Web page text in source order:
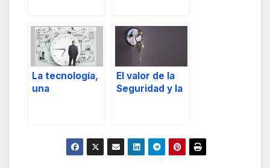
en el plano
microscópico.
Pt. 2
La tecnología,
una
también para
los malos.
El valor de la
Seguridad y la
Necesidad y
Garantía.